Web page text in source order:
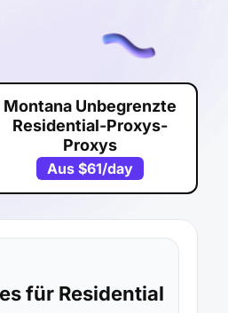
Montana Unbegrenzte
Residential-Proxys-
Proxys
Aus$61/day
für Residential